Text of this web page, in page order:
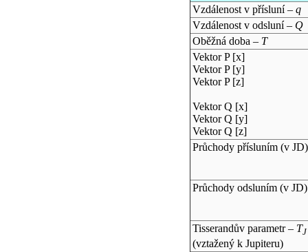
Vzdálenost v přísluní – q
Vzdálenost v odsluní – Q
Oběžná doba – T
Vektor P [x]
Vektor P [y]
Vektor P [z]
Vektor Q [x]
Vektor Q [y]
Vektor Q [z]
Průchody přísluním (v JD)
Průchody odsluním (v JD)
Tisserandův parametr – TJ
(vztažený k Jupiteru)